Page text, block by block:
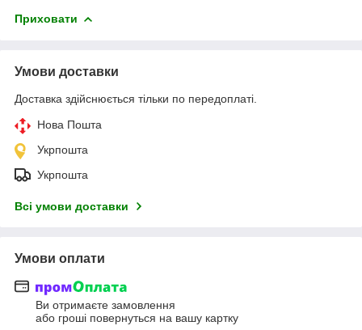
Приховати
Умови доставки
Доставка здійснюється тільки по передоплаті.
Нова Пошта
Укрпошта
Укрпошта
Всі умови доставки
Умови оплати
Ви отримаєте замовлення
або гроші повернуться на вашу картку